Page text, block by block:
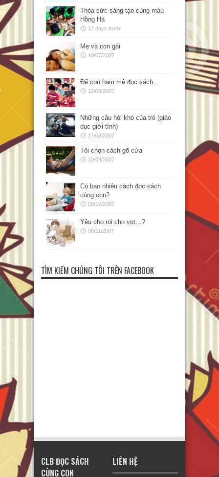
Thỏa sức sáng tạo cùng màu
Hồng Hà
12 days trước
Mẹ và con gái
10/07/2007
Để con ham mê đọc sách…
12/08/2007
Những câu hỏi khó của trẻ (giáo
dục giới tính)
17/08/2007
Tôi chọn cách gõ cửa
10/09/2007
Có bao nhiêu cách đọc sách
cùng con?
09/10/2007
Yêu cho roi cho vọt…?
08/11/2007
TÌM KIẾM CHÚNG TÔI TRÊN FACEBOOK
CLB ĐỌC SÁCH
CÙNG CON
LIÊN HỆ